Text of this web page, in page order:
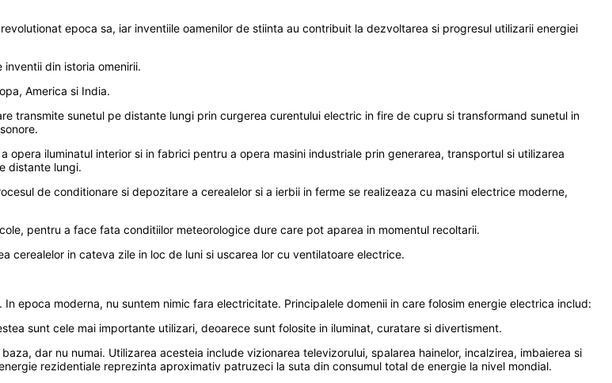
epoca sa, iar inventiile oamenilor de stiinta au contribuit la dezvoltarea si progresul utilizarii energiei
din istoria omenirii.
America si India.
transmite sunetul pe distante lungi prin curgerea curentului electric in fire de cupru si transformand sunetul in
iluminatul interior si in fabrici pentru a opera masini industriale prin generarea, transportul si utilizarea
distante lungi.
de conditionare si depozitare a cerealelor si a ierbii in ferme se realizeaza cu masini electrice moderne,
pentru a face fata conditiilor meteorologice dure care pot aparea in momentul recoltarii.
cerealelor in cateva zile in loc de luni si uscarea lor cu ventilatoare electrice.
epoca moderna, nu suntem nimic fara electricitate. Principalele domenii in care folosim energie electrica includ:
sunt cele mai importante utilizari, deoarece sunt folosite in iluminat, curatare si divertisment.
dar nu numai. Utilizarea acesteia include vizionarea televizorului, spalarea hainelor, incalzirea, imbaierea si
rezidentiale reprezinta aproximativ patruzeci la suta din consumul total de energie la nivel mondial.